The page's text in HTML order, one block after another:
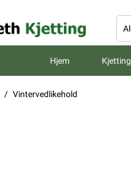
Hjem Kjetting
Vintervedlikehold